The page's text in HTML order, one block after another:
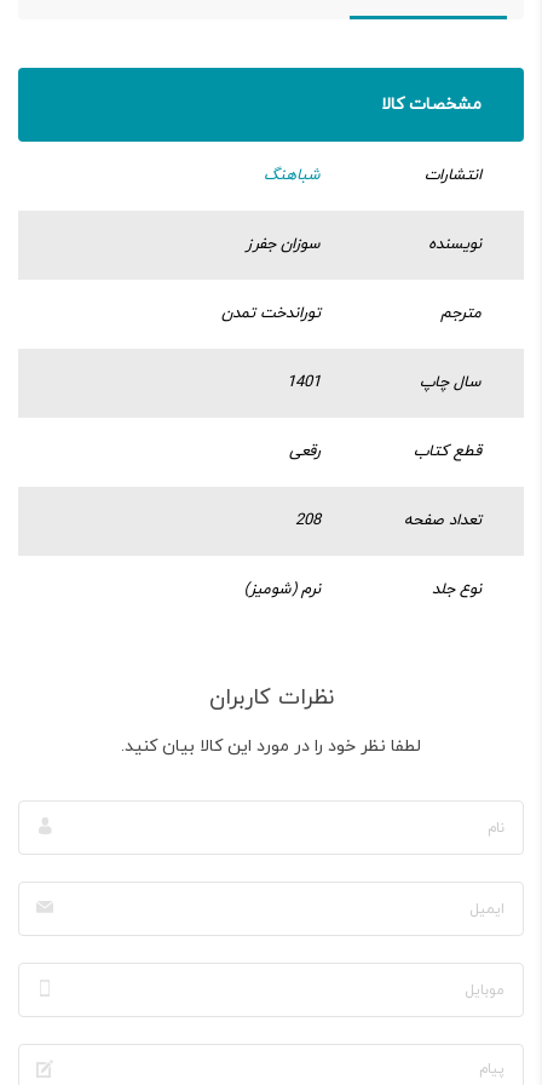
مشخصات کالا
انتشارات شباهنگ
نویسنده سوزان جفرز
مترجم توراندخت تمدن
سال چاپ 1401
قطع کتاب رقعی
تعداد صفحه 208
نوع جلد نرم (شومیز)
نظرات کاربران
لطفا نظر خود را در مورد این کالا بیان کنید.